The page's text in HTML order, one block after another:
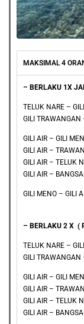
MAKSIMAL 4
– BERLAKU 1X
TELUK NARE –
GILI
GILI AIR –
GILI AIR –
GILI AIR –
GILI AIR –
GILI MENO –
– BERLAKU 2 X (
TELUK NARE
GILI
GILI AIR –
GILI AIR –
GILI AIR –
GILI AIR –